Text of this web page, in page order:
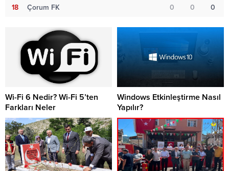
18 Çorum FK 0 0 0
Wi-Fi 6 Nedir? Wi-Fi 5’ten
Farkları Neler
Windows Etkinleştirme Nasıl
Yapılır?